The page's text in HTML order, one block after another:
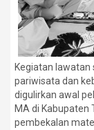
Kegiatan lawatan
pariwisata dan
digulirkan awal
MA di Kabupaten
pembekalan